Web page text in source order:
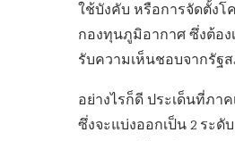
ใช้บังคับ หรือการจัดตั้งโ
กองทุนภูมิอากาศ ซึ่งต้อ
รับความเห็นชอบจากรัฐส
อย่างไรก็ดี ประเด็นที่ภา
ซึ่งจะแบ่งออกเป็น 2 ระ